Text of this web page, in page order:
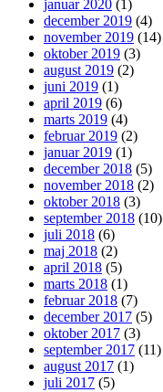
januar 2020 (1)
december 2019 (4)
november 2019 (14)
oktober 2019 (3)
august 2019 (2)
juni 2019 (1)
april 2019 (6)
marts 2019 (4)
februar 2019 (2)
januar 2019 (1)
december 2018 (5)
november 2018 (2)
oktober 2018 (3)
september 2018 (10)
juli 2018 (6)
maj 2018 (2)
april 2018 (5)
marts 2018 (1)
februar 2018 (7)
december 2017 (5)
oktober 2017 (3)
september 2017 (11)
august 2017 (1)
juli 2017 (5)